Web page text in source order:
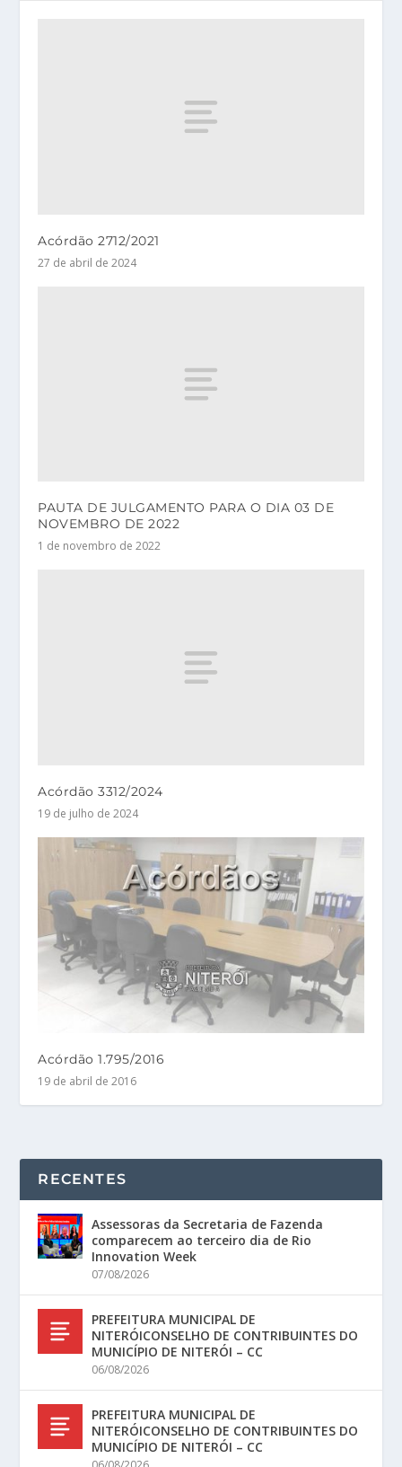
Acórdão 2712/2021
27 de abril de 2024
PAUTA DE JULGAMENTO PARA O DIA 03 DE
NOVEMBRO DE 2022
1 de novembro de 2022
Acórdão 3312/2024
19 de julho de 2024
Acórdão 1.795/2016
19 de abril de 2016
RECENTES
Assessoras da Secretaria de Fazenda
comparecem ao terceiro dia de Rio
Innovation Week
07/08/2026
PREFEITURA MUNICIPAL DE
NITERÓICONSELHO DE CONTRIBUINTES DO
MUNICÍPIO DE NITERÓI – CC
06/08/2026
PREFEITURA MUNICIPAL DE
NITERÓICONSELHO DE CONTRIBUINTES DO
MUNICÍPIO DE NITERÓI – CC